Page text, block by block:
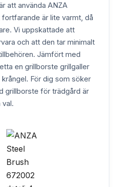
att använda ANZA
är lite varmt, då
Vi uppskattade att
och att den tar minimalt
Jämfört med
en grillborste grillgaller
För dig som söker
grillborste för trädgård är